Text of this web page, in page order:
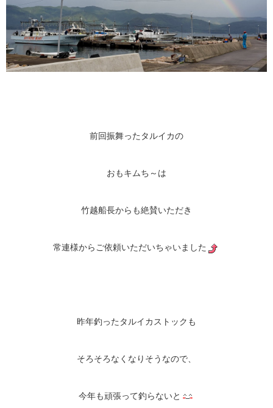
前回振舞ったタルイカの
おもキムち～は
竹越船長からも絶賛いただき
常連様からご依頼いただいちゃいました
昨年釣ったタルイカストックも
そろそろなくなりそうなので、
今年も頑張って釣らないと